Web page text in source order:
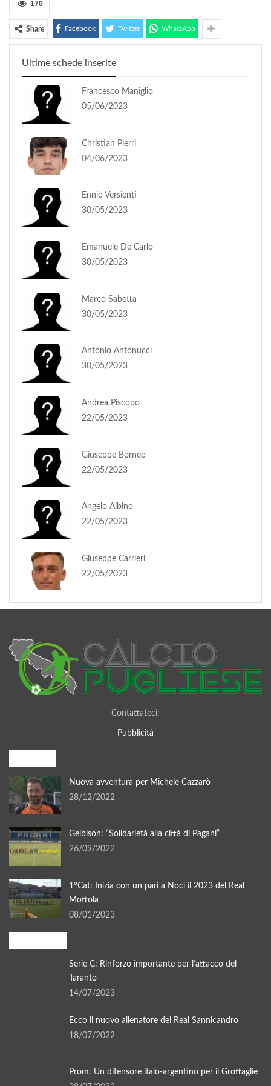
170
Share Facebook Twitter WhatsApp
Ultime schede inserite
Francesco Maniglio
05/06/2023
Christian Pierri
04/06/2023
Ennio Versienti
30/05/2023
Emanuele De Carlo
30/05/2023
Marco Sabetta
30/05/2023
Antonio Antonucci
30/05/2023
Andrea Piscopo
22/05/2023
Giuseppe Borneo
22/05/2023
Angelo Albino
22/05/2023
Giuseppe Carrieri
22/05/2023
Contattateci:
Pubblicità
Nuova avventura per Michele Cazzarò
28/12/2022
Gelbison: “Solidarietà alla città di Pagani”
26/09/2022
1°Cat: Inizia con un pari a Noci il 2023 del Real
Mottola
08/01/2023
Serie C: Rinforzo importante per l’attacco del
Taranto
14/07/2023
Ecco il nuovo allenatore del Real Sannicandro
18/07/2022
Prom: Un difensore italo-argentino per il Grottaglie